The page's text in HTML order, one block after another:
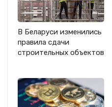
В Беларуси изменились
правила сдачи
строительных объектов